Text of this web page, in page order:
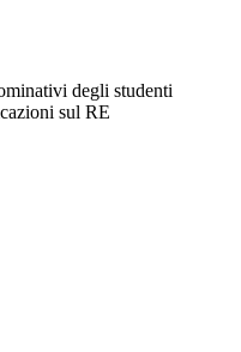
degli studenti
sul RE